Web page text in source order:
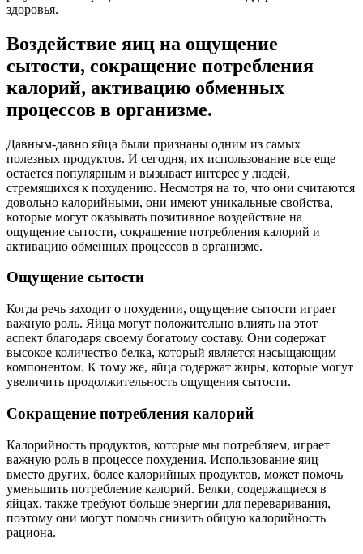
здоровья.
Воздействие яиц на ощущение
сытости, сокращение потребления
калорий, активацию обменных
процессов в организме.
Давным-давно яйца были признаны одним из самых
полезных продуктов. И сегодня, их использование все еще
остается популярным и вызывает интерес у людей,
стремящихся к похудению. Несмотря на то, что они считаются
довольно калорийными, они имеют уникальные свойства,
которые могут оказывать позитивное воздействие на
ощущение сытости, сокращение потребления калорий и
активацию обменных процессов в организме.
Ощущение сытости
Когда речь заходит о похудении, ощущение сытости играет
важную роль. Яйца могут положительно влиять на этот
аспект благодаря своему богатому составу. Они содержат
высокое количество белка, который является насыщающим
компонентом. К тому же, яйца содержат жиры, которые могут
увеличить продолжительность ощущения сытости.
Сокращение потребления калорий
Калорийность продуктов, которые мы потребляем, играет
важную роль в процессе похудения. Использование яиц
вместо других, более калорийных продуктов, может помочь
уменьшить потребление калорий. Белки, содержащиеся в
яйцах, также требуют больше энергии для переваривания,
поэтому они могут помочь снизить общую калорийность
рациона.